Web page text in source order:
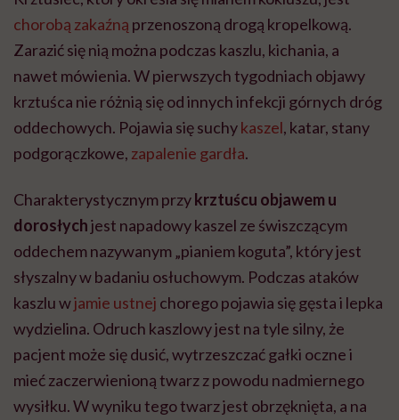
chorobą zakaźną przenoszoną drogą kropelkową.
Zarazić się nią można podczas kaszlu, kichania, a
nawet mówienia. W pierwszych tygodniach objawy
krztuśca nie różnią się od innych infekcji górnych dróg
oddechowych. Pojawia się suchykaszel, katar, stany
podgorączkowe, zapalenie gardła.
Charakterystycznym przykrztuścu objawem u
dorosłychjest napadowy kaszel ze świszczącym
oddechem nazywanym „pianiem koguta”, który jest
słyszalny w badaniu osłuchowym. Podczas ataków
kaszlu wjamie ustnej chorego pojawia się gęsta i lepka
wydzielina. Odruch kaszlowy jest na tyle silny, że
pacjent może się dusić, wytrzeszczać gałki oczne i
mieć zaczerwienioną twarz z powodu nadmiernego
wysiłku. W wyniku tego twarz jest obrzęknięta, a na